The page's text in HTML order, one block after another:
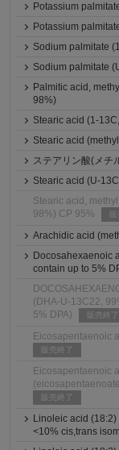
Potassium
Potassium
Sodium palmitate
Sodium palmitate
Palmitic acid,
98%)
Stearic acid (1-
Stearic acid
ステアリン酸(メチ
Stearic acid (U-
Stearic acid,
98%) CP 95%
Arachidic acid
Docosahexaenoic
contain up to 5%
(DHA-U-13C22,
5% DPA)
販売終了
Eicosapentaenoic
販売終了
Eicosapentaenoic
販売終了
Linoleic acid
<10% cis,trans